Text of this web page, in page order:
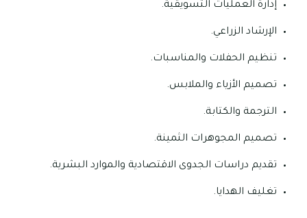
إدارة العمليات التسويقية.
الإرشاد الزراعي.
تنظيم الحفلات والمناسبات.
تصميم الأزياء والملابس.
الترجمة والكتابة.
تصميم المجوهرات الثمينة.
تقديم دراسات الجدوى الاقتصادية والموارد البشرية.
تغليف الهدايا.